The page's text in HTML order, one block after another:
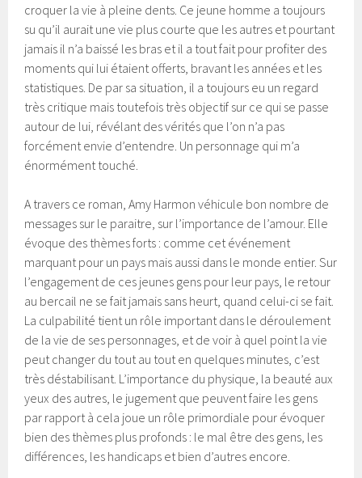
croquer la vie à pleine dents. Ce jeune homme a toujours
su qu’il aurait une vie plus courte que les autres et pourtant
jamais il n’a baissé les bras et il a tout fait pour profiter des
moments qui lui étaient offerts, bravant les années et les
statistiques. De par sa situation, il a toujours eu un regard
très critique mais toutefois très objectif sur ce qui se passe
autour de lui, révélant des vérités que l’on n’a pas
forcément envie d’entendre. Un personnage qui m’a
énormément touché.
A travers ce roman, Amy Harmon véhicule bon nombre de
messages sur le paraitre, sur l’importance de l’amour. Elle
évoque des thèmes forts : comme cet événement
marquant pour un pays mais aussi dans le monde entier. Sur
l’engagement de ces jeunes gens pour leur pays, le retour
au bercail ne se fait jamais sans heurt, quand celui-ci se fait.
La culpabilité tient un rôle important dans le déroulement
de la vie de ses personnages, et de voir à quel point la vie
peut changer du tout au tout en quelques minutes, c’est
très déstabilisant. L’importance du physique, la beauté aux
yeux des autres, le jugement que peuvent faire les gens
par rapport à cela joue un rôle primordiale pour évoquer
bien des thèmes plus profonds : le mal être des gens, les
différences, les handicaps et bien d’autres encore.